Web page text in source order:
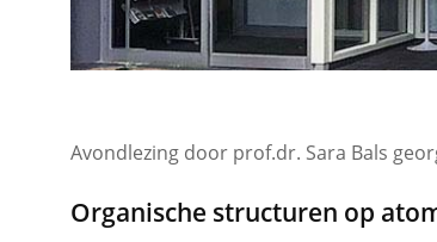
Avondlezing door prof.dr. Sara Bals
Organische structuren op